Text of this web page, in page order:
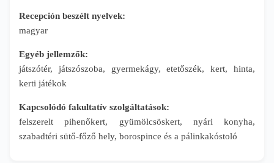
Recepción beszélt nyelvek:
magyar
Egyéb jellemzők:
játszótér, játszószoba, gyermekágy, etetőszék, kert, hinta,
kerti játékok
Kapcsolódó fakultatív szolgáltatások:
felszerelt pihenőkert, gyümölcsöskert, nyári konyha,
szabadtéri sütő-főző hely, borospince és a pálinkakóstoló